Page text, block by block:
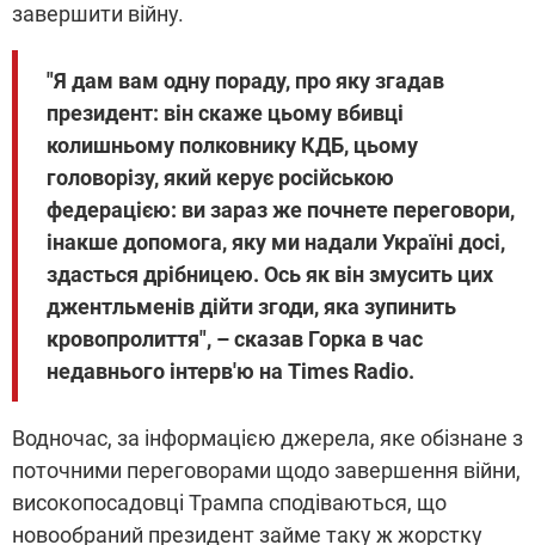
завершити війну.
"Я дам вам одну пораду, про яку згадав
президент: він скаже цьому вбивці
колишньому полковнику КДБ, цьому
головорізу, який керує російською
федерацією: ви зараз же почнете переговори,
інакше допомога, яку ми надали Україні досі,
здасться дрібницею. Ось як він змусить цих
джентльменів дійти згоди, яка зупинить
кровопролиття", – сказав Горка в час
недавнього інтерв'ю на Times Radio.
Водночас, за інформацією джерела, яке обізнане з
поточними переговорами щодо завершення війни,
високопосадовці Трампа сподіваються, що
новообраний президент займе таку ж жорстку